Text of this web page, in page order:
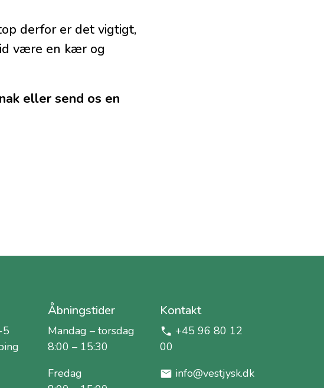
derfor er det vigtigt,
være en kær og
eller send os en
5
Åbningstider
Mandag – torsdag
8:00 – 15:30
Fredag
Kontakt
+45 96 80 12
00
info@vestjysk.dk